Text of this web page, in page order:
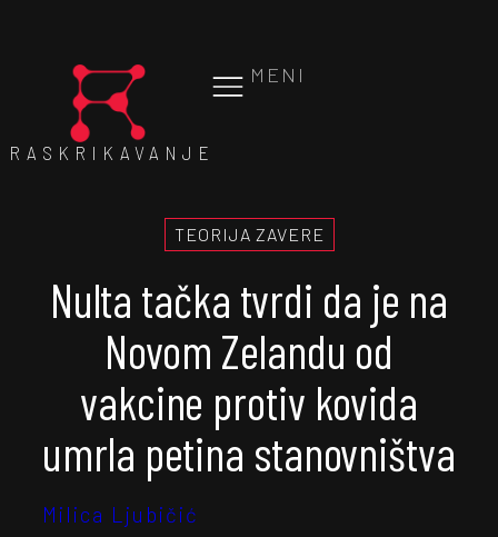
MENI
RASKRIKAVANJE
TEORIJA ZAVERE
Nulta tačka tvrdi da je na
Novom Zelandu od
vakcine protiv kovida
umrla petina stanovništva
Milica Ljubičić